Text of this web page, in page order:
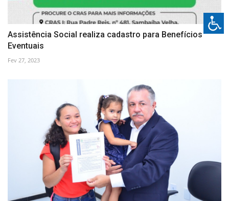
Assistência Social realiza cadastro para Benefícios
Eventuais
Fev 27, 2023